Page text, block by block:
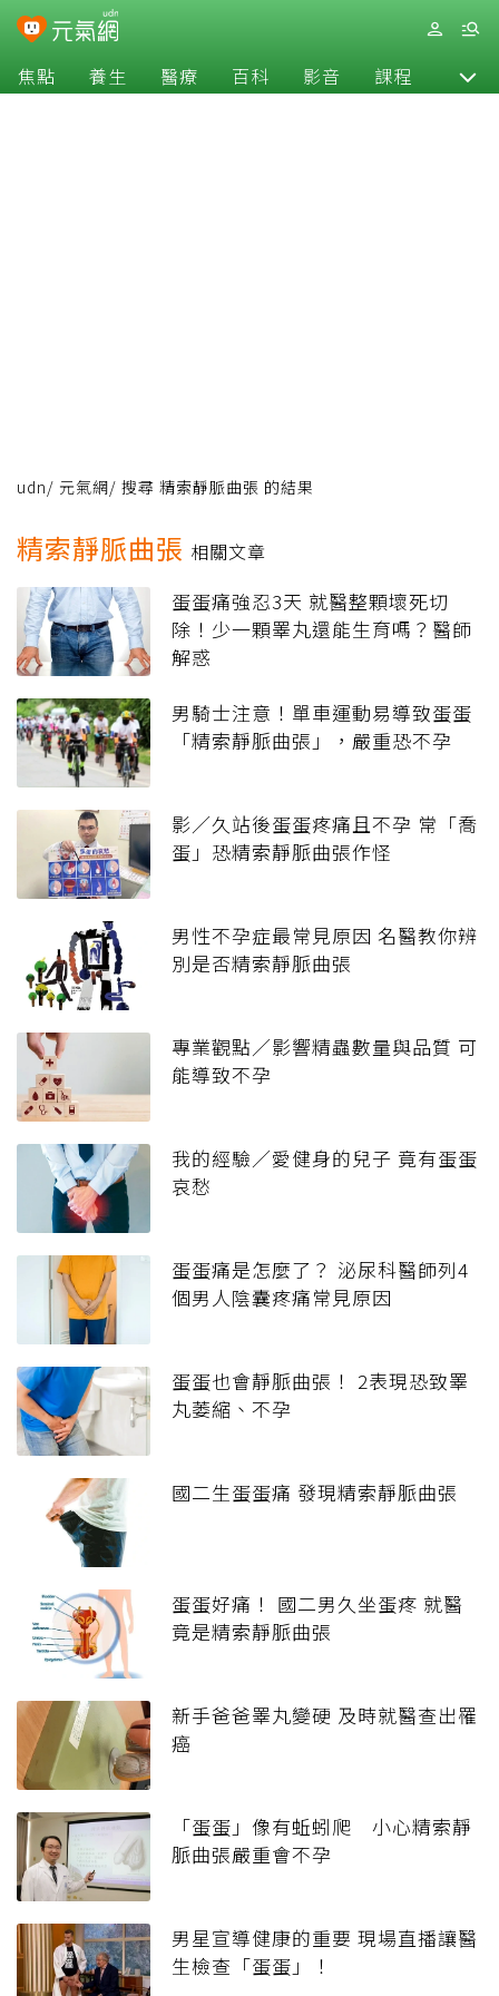
焦點 養生 醫療 百科 影音 課程 退休
udn/ 元氣網/ 搜尋 精索靜脈曲張 的結果
精索靜脈曲張 相關文章
蛋蛋痛強忍3天 就醫整顆壞死切
除！少一顆睪丸還能生育嗎？醫師
解惑
男騎士注意！單車運動易導致蛋蛋
「精索靜脈曲張」，嚴重恐不孕
影／久站後蛋蛋疼痛且不孕 常「喬
蛋」恐精索靜脈曲張作怪
男性不孕症最常見原因 名醫教你辨
別是否精索靜脈曲張
專業觀點／影響精蟲數量與品質 可
能導致不孕
我的經驗／愛健身的兒子 竟有蛋蛋
哀愁
蛋蛋痛是怎麼了？ 泌尿科醫師列4
個男人陰囊疼痛常見原因
蛋蛋也會靜脈曲張！ 2表現恐致睪
丸萎縮、不孕
國二生蛋蛋痛 發現精索靜脈曲張
蛋蛋好痛！ 國二男久坐蛋疼 就醫
竟是精索靜脈曲張
新手爸爸睪丸變硬 及時就醫查出罹
癌
「蛋蛋」像有蚯蚓爬 小心精索靜
脈曲張嚴重會不孕
男星宣導健康的重要 現場直播讓醫
生檢查「蛋蛋」！